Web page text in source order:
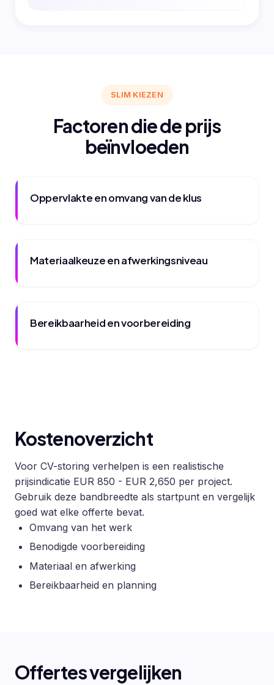
SLIM KIEZEN
Factoren die de prijs
beïnvloeden
Oppervlakte en omvang van de klus
Materiaalkeuze en afwerkingsniveau
Bereikbaarheid en voorbereiding
Kostenoverzicht
Voor CV-storing verhelpen is een realistische
prijsindicatie EUR 850 - EUR 2,650 per project.
Gebruik deze bandbreedte als startpunt en vergelijk
goed wat elke offerte bevat.
Omvang van het werk
Benodigde voorbereiding
Materiaal en afwerking
Bereikbaarheid en planning
Offertes vergelijken